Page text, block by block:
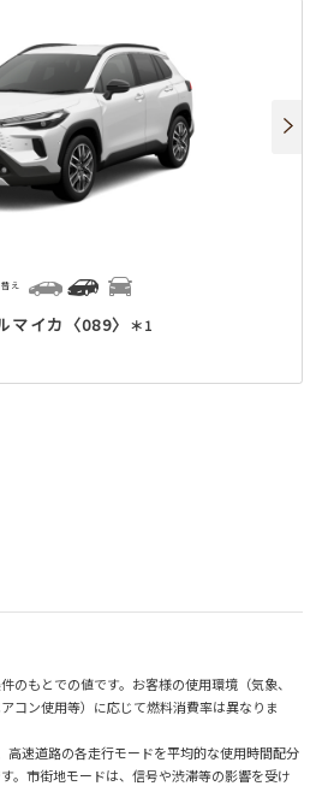
マイカ〈089〉 ＊1
え
もとでの値です。お客様の使用環境（気象、
コン使用等）に応じて燃料消費率は異なりま
高速道路の各走行モードを平均的な使用時間配分
。市街地モードは、信号や渋滞等の影響を受け